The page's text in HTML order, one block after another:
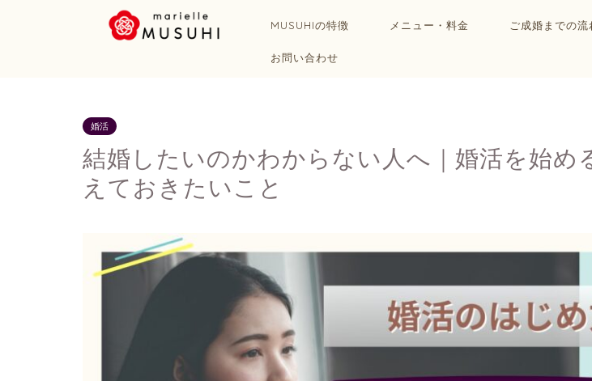
MUSUHIの特徴 メニュー・料金 ご成婚までの流
お問い合わせ
婚活
結婚したいのかわからない人へ｜婚活を始め
えておきたいこと